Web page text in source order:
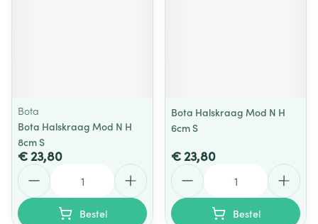
Bota
Bota Halskraag Mod N H
8cm S
€ 23,80
Bestel
Bota Halskraag Mod N H
6cm S
€ 23,80
Bestel